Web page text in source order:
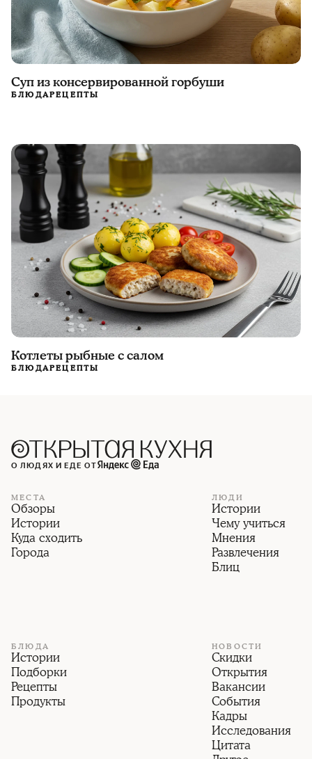
Суп из консервированной горбуши
БЛЮДАРЕЦЕПТЫ
Котлеты рыбные с салом
БЛЮДАРЕЦЕПТЫ
О ЛЮДЯХ И ЕДЕ ОТ
МЕСТА
Обзоры
Истории
Куда сходить
Города
ЛЮДИ
Истории
Чему учиться
Мнения
Развлечения
Блиц
БЛЮДА
Истории
Подборки
Рецепты
Продукты
НОВОСТИ
Скидки
Открытия
Вакансии
События
Кадры
Исследования
Цитата